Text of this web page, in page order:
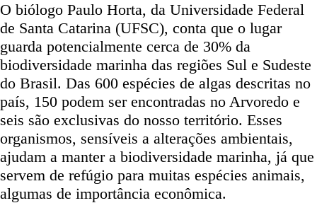
O biólogo Paulo Horta, da Universidade Federal
de Santa Catarina (UFSC), conta que o lugar
guarda potencialmente cerca de 30% da
biodiversidade marinha das regiões Sul e Sudeste
do Brasil. Das 600 espécies de algas descritas no
país, 150 podem ser encontradas no Arvoredo e
seis são exclusivas do nosso território. Esses
organismos, sensíveis a alterações ambientais,
ajudam a manter a biodiversidade marinha, já que
servem de refúgio para muitas espécies animais,
algumas de importância econômica.